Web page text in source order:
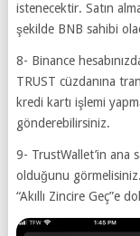
istenecektir. Satın
şekilde BNB sahibi
8- Binance
TRUST cüzdanına
kredi kartı işlemi
gönderebilirsiniz.
9- TrustWallet’in ana
olduğunu
“Akıllı Zincire Geç”e